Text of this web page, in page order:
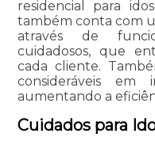
residencial para
também conta com
através de
cuidadosos, que
cada cliente.
consideráveis em
aumentando a
Cuidados para